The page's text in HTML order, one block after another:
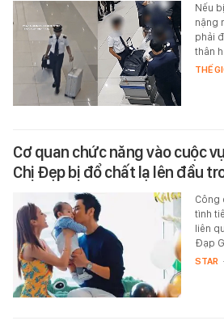
Nếu
nặng
phải
thân
THẾ
Cơ quan chức năng vào cuộc
Chị Đẹp bị đổ chất lạ lên đầu
Công
tình
liên
Đạp
STAR